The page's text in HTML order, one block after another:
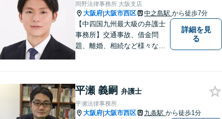
岡野法律事務所 大阪支店
大阪府|大阪市西区 中之島駅 から徒歩7分
【中四国九州最大級の弁護士
事務所】交通事故、借金問
題、離婚、相続など様々な問
い！
詳細を見
る
平瀬 義嗣 弁護士
平瀬法律事務所
大阪府|大阪市西区 九条駅 から徒歩1分